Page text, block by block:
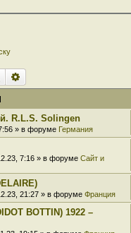
Поиск
R.L.S. Solingen
» в форуме Германия
7:16 » в форуме Сайт и
21:27 » в форуме Франция
BOTTIN) 1922 –